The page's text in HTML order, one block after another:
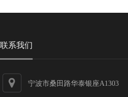
联系我们
宁波市桑田路华泰银座A1303